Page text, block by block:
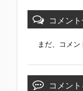
コメン
まだ、コメ
コメン